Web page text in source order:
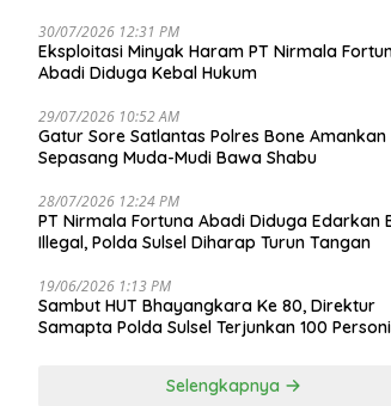
30/07/2026 12:31 PM
Eksploitasi Minyak Haram PT Nirmala
Abadi Diduga Kebal Hukum
29/07/2026 10:52 AM
Gatur Sore Satlantas Polres Bone Amankan
Sepasang Muda-Mudi Bawa Shabu
28/07/2026 12:24 PM
PT Nirmala Fortuna Abadi Diduga Edarkan
Illegal, Polda Sulsel Diharap Turun Tangan
19/06/2026 1:13 PM
Sambut HUT Bhayangkara Ke 80, Direktur
Samapta Polda Sulsel Terjunkan 100
Selengkapnya